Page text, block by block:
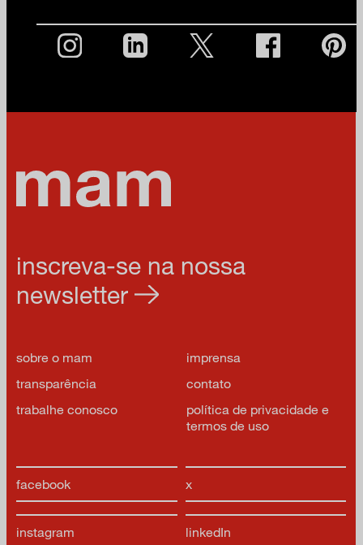
facebook x
instagram linkedIn
inscreva-se na nossa
newsletter
sobre o mam
imprensa
transparência
contato
trabalhe conosco
política de privacidade e
termos de uso